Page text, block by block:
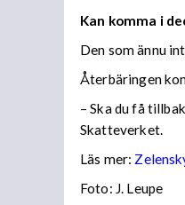
Kan komma i
Den som ännu
Återbäringen
– Ska du få
Skatteverket.
Läs mer:
Foto: J. Leupe